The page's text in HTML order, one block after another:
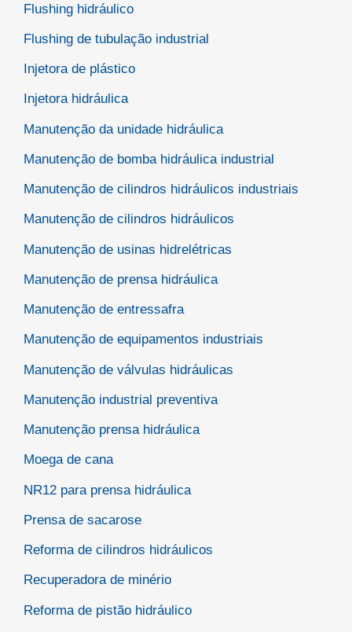
Flushing hidráulico
Flushing de tubulação industrial
Injetora de plástico
Injetora hidráulica
Manutenção da unidade hidráulica
Manutenção de bomba hidráulica industrial
Manutenção de cilindros hidráulicos industriais
Manutenção de cilindros hidráulicos
Manutenção de usinas hidrelétricas
Manutenção de prensa hidráulica
Manutenção de entressafra
Manutenção de equipamentos industriais
Manutenção de válvulas hidráulicas
Manutenção industrial preventiva
Manutenção prensa hidráulica
Moega de cana
NR12 para prensa hidráulica
Prensa de sacarose
Reforma de cilindros hidráulicos
Recuperadora de minério
Reforma de pistão hidráulico